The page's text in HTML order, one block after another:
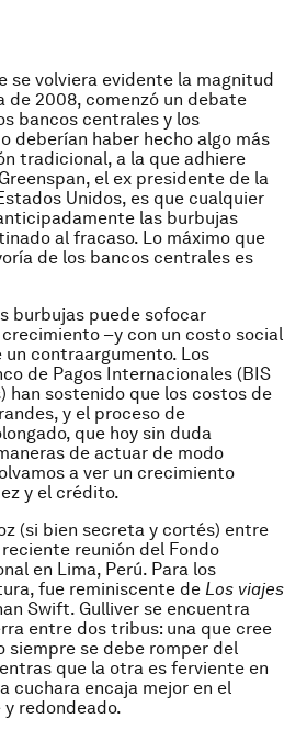
se volviera evidente la magnitud
de 2008, comenzó un debate
bancos centrales y los
deberían haber hecho algo más
tradicional, a la que adhiere
el ex presidente de la
Unidos, es que cualquier
las burbujas
al fracaso. Lo máximo que
de los bancos centrales es
burbujas puede sofocar
–y con un costo social
un contraargumento. Los
de Pagos Internacionales (BIS
han sostenido que los costos de
y el proceso de
que hoy sin duda
de actuar de modo
a ver un crecimiento
y el crédito.
(si bien secreta y cortés) entre
reunión del Fondo
en Lima, Perú. Para los
fue reminiscente de Los viajes
Swift. Gulliver se encuentra
entre dos tribus: una que cree
siempre se debe romper del
que la otra es ferviente en
cuchara encaja mejor en el
redondeado.